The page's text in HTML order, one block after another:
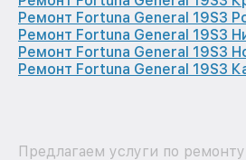
Ремонт Fortuna General 19S3
Ремонт Fortuna General 19S3
Ремонт Fortuna General 19S3
Ремонт Fortuna General 19S3
Предлагаем услуги по